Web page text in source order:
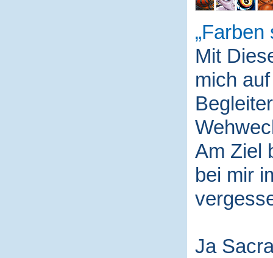
Farben
Mit
mich
Am Ziel
bei mir
Ja